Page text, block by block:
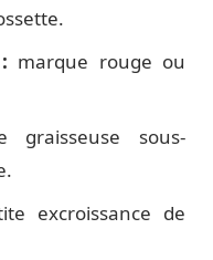
marque rouge ou
graisseuse sous-
excroissance de